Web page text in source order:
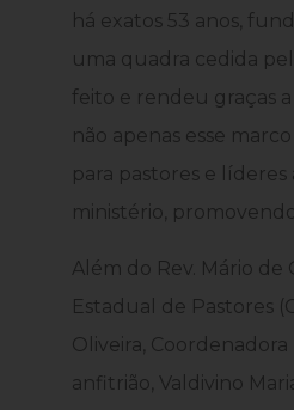
há exatos 53 anos,
uma quadra cedida
feito e rendeu graças
não apenas esse
para pastores e
ministério,
Além do Rev. Mário
Estadual de Pastores
Oliveira,
anfitrião, Valdivino